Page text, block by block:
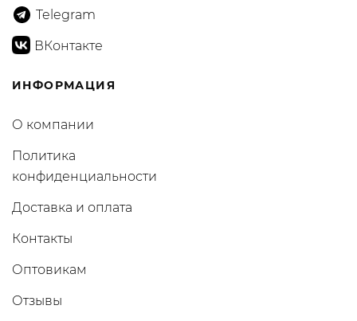
Telegram
ВКонтакте
ИНФОРМАЦИЯ
О компании
Политика
конфиденциальности
Доставка и оплата
Контакты
Оптовикам
Отзывы